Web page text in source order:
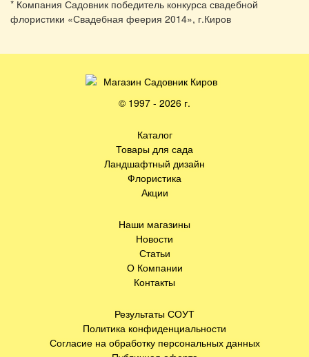
* Компания Садовник победитель конкурса свадебной
флористики «Свадебная феерия 2014», г.Киров
© 1997 - 2026 г.
Каталог
Товары для сада
Ландшафтный дизайн
Флористика
Акции
Наши магазины
Новости
Статьи
О Компании
Контакты
Результаты СОУТ
Политика конфиденциальности
Согласие на обработку персональных данных